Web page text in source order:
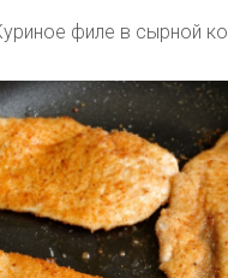
филе в сырной